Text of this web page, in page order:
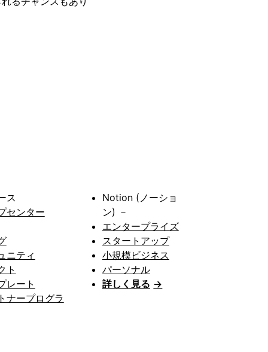
ス
センター
ニティ
ト
レート
ナープログラ
Notion (ノーショ
ン) －
エンタープライズ
スタートアップ
小規模ビジネス
パーソナル
詳しく見る →